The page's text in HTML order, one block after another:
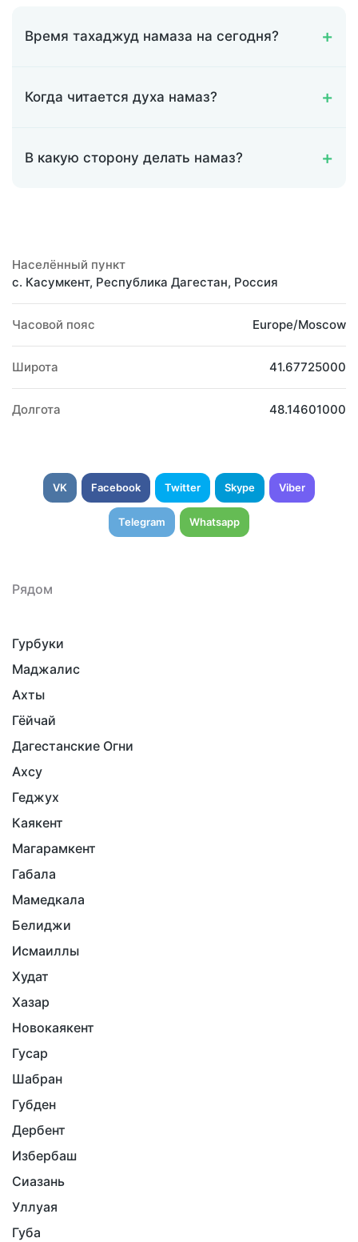
Время тахаджуд намаза на сегодня?
Когда читается духа намаз?
В какую сторону делать намаз?
Населённый пункт
с. Касумкент, Республика Дагестан, Россия
Часовой пояс Europe/Moscow
Широта 41.67725000
Долгота 48.14601000
VK Facebook Twitter Skype Viber
Telegram Whatsapp
Рядом
Гурбуки
Маджалис
Ахты
Гёйчай
Дагестанские Огни
Ахсу
Геджух
Каякент
Магарамкент
Габала
Мамедкала
Белиджи
Исмаиллы
Худат
Хазар
Новокаякент
Гусар
Шабран
Губден
Дербент
Избербаш
Сиазань
Уллуая
Губа